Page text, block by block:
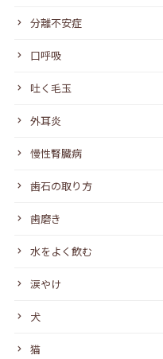
分離不安症
口呼吸
吐く毛玉
外耳炎
慢性腎臓病
歯石の取り方
歯磨き
水をよく飲む
涙やけ
犬
猫